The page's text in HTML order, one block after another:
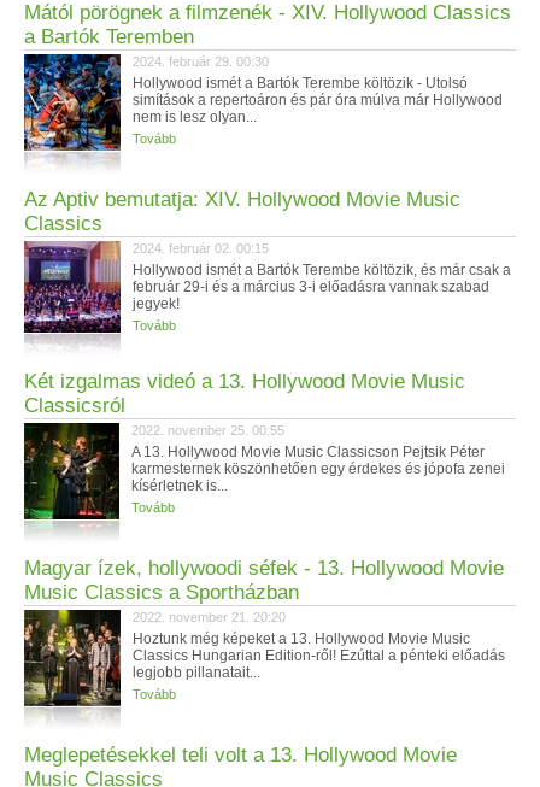
Mától pörögnek a filmzenék - XIV. Hollywood Classics
a Bartók Teremben
2024. február 29. 00:30
Hollywood ismét a Bartók Terembe költözik - Utolsó
simítások a repertoáron és pár óra múlva már Hollywood
nem is lesz olyan...
Tovább
Az Aptiv bemutatja: XIV. Hollywood Movie Music
Classics
2024. február 02. 00:15
Hollywood ismét a Bartók Terembe költözik, és már csak a
február 29-i és a március 3-i előadásra vannak szabad
jegyek!
Tovább
Két izgalmas videó a 13. Hollywood Movie Music
Classicsról
2022. november 25. 00:55
A 13. Hollywood Movie Music Classicson Pejtsik Péter
karmesternek köszönhetően egy érdekes és jópofa zenei
kísérletnek is...
Tovább
Magyar ízek, hollywoodi séfek - 13. Hollywood Movie
Music Classics a Sportházban
2022. november 21. 20:20
Hoztunk még képeket a 13. Hollywood Movie Music
Classics Hungarian Edition-ről! Ezúttal a pénteki előadás
legjobb pillanatait...
Tovább
Meglepetésekkel teli volt a 13. Hollywood Movie
Music Classics